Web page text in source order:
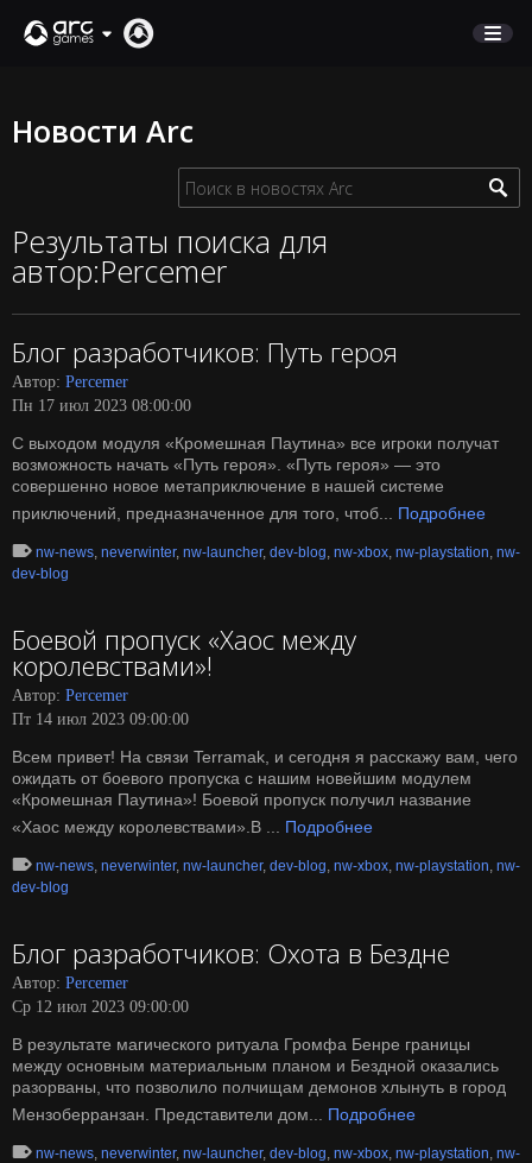
ПОДДЕРЖКА
English
Français
Italiano
Pусский
Español
Новости Arc
Результаты поиска для
автор:Percemer
Блог разработчиков: Путь героя
Автор: Percemer
Пн 17 июл 2023 08:00:00
С выходом модуля «Кромешная Паутина» все игроки получат
возможность начать «Путь героя». «Путь героя» — это
совершенно новое метаприключение в нашей системе
приключений, предназначенное для того, чтоб... Подробнее
nw-news, neverwinter, nw-launcher, dev-blog, nw-xbox, nw-playstation, nw-
dev-blog
Боевой пропуск «Хаос между
королевствами»!
Автор: Percemer
Пт 14 июл 2023 09:00:00
Всем привет! На связи Terramak, и сегодня я расскажу вам, чего
ожидать от боевого пропуска с нашим новейшим модулем
«Кромешная Паутина»! Боевой пропуск получил название
«Хаос между королевствами».В ... Подробнее
nw-news, neverwinter, nw-launcher, dev-blog, nw-xbox, nw-playstation, nw-
dev-blog
Блог разработчиков: Охота в Бездне
Автор: Percemer
Ср 12 июл 2023 09:00:00
В результате магического ритуала Громфа Бенре границы
между основным материальным планом и Бездной оказались
разорваны, что позволило полчищам демонов хлынуть в город
Мензоберранзан. Представители дом... Подробнее
nw-news, neverwinter, nw-launcher, dev-blog, nw-xbox, nw-playstation, nw-